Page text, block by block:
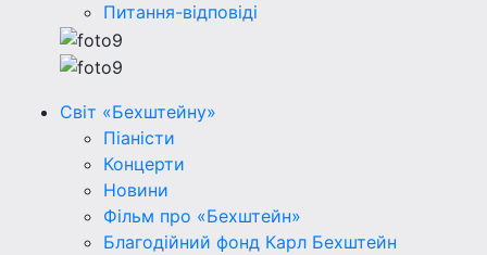
Питання-відповіді
Світ «Бехштейну»
Піаністи
Концерти
Новини
Фільм про «Бехштейн»
Благодійний фонд Карл Бехштейн